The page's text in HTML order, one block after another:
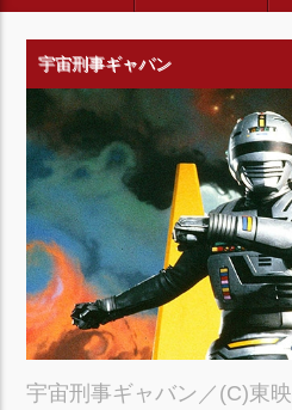
宇宙刑事ギャバン
宇宙刑事ギャバン／(C)東映